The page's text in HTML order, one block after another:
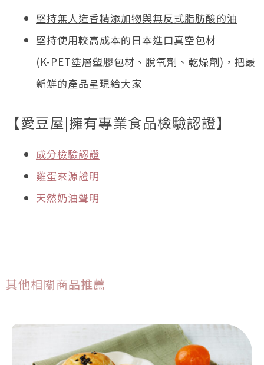
堅持無人造香精添加物與無反式脂肪酸的油
堅持使用較高成本的日本進口真空包材
(K-PET塗層塑膠包材、脫氧劑、乾燥劑)，把最
新鮮的產品呈現給大家
【愛豆屋|擁有專業食品檢驗認證】
成分檢驗認證
雞蛋來源證明
天然奶油聲明
其他相關商品推薦